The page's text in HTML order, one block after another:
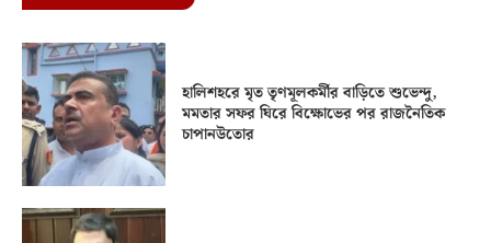
হালিশহরে মৃত তৃণমূলকর্মীর বাড়িতে শুভেন্দু,
মমতার সফর ঘিরে বিক্ষোভের পর রাজনৈতিক
চাপানউতোর